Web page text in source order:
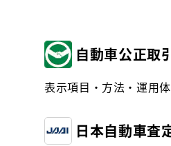
自動車公正取
表示項目・方法・運用
日本自動車査